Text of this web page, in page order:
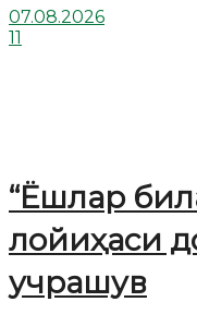
07.08.2026
11
“Ёшлар
лойиҳаси
учрашув